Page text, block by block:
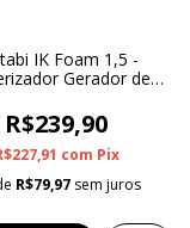
IK Foam 1,5 -
Gerador de
R$239,90
com Pix
R$79,97 sem juros